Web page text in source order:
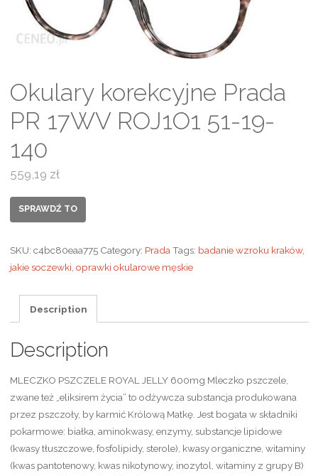
Okulary korekcyjne Prada
PR 17WV ROJ1O1 51-19-
140
559,19 zł
SPRAWDŹ TO
SKU: c4bc80eaa775 Category: Prada Tags: badanie wzroku kraków,
jakie soczewki oprawki okularowe męskie
Description
Description
MLECZKO PSZCZELE ROYAL JELLY 600mg Mleczko pszczele,
zwane też „eliksirem życia” to odżywcza substancja produkowana
przez pszczoły, by karmić Królową Matkę. Jest bogata w składniki
pokarmowe: białka, aminokwasy, enzymy, substancje lipidowe
(kwasy tłuszczowe, fosfolipidy, sterole), kwasy organiczne, witaminy
(kwas pantotenowy, kwas nikotynowy, inozytol, witaminy z grupy B)